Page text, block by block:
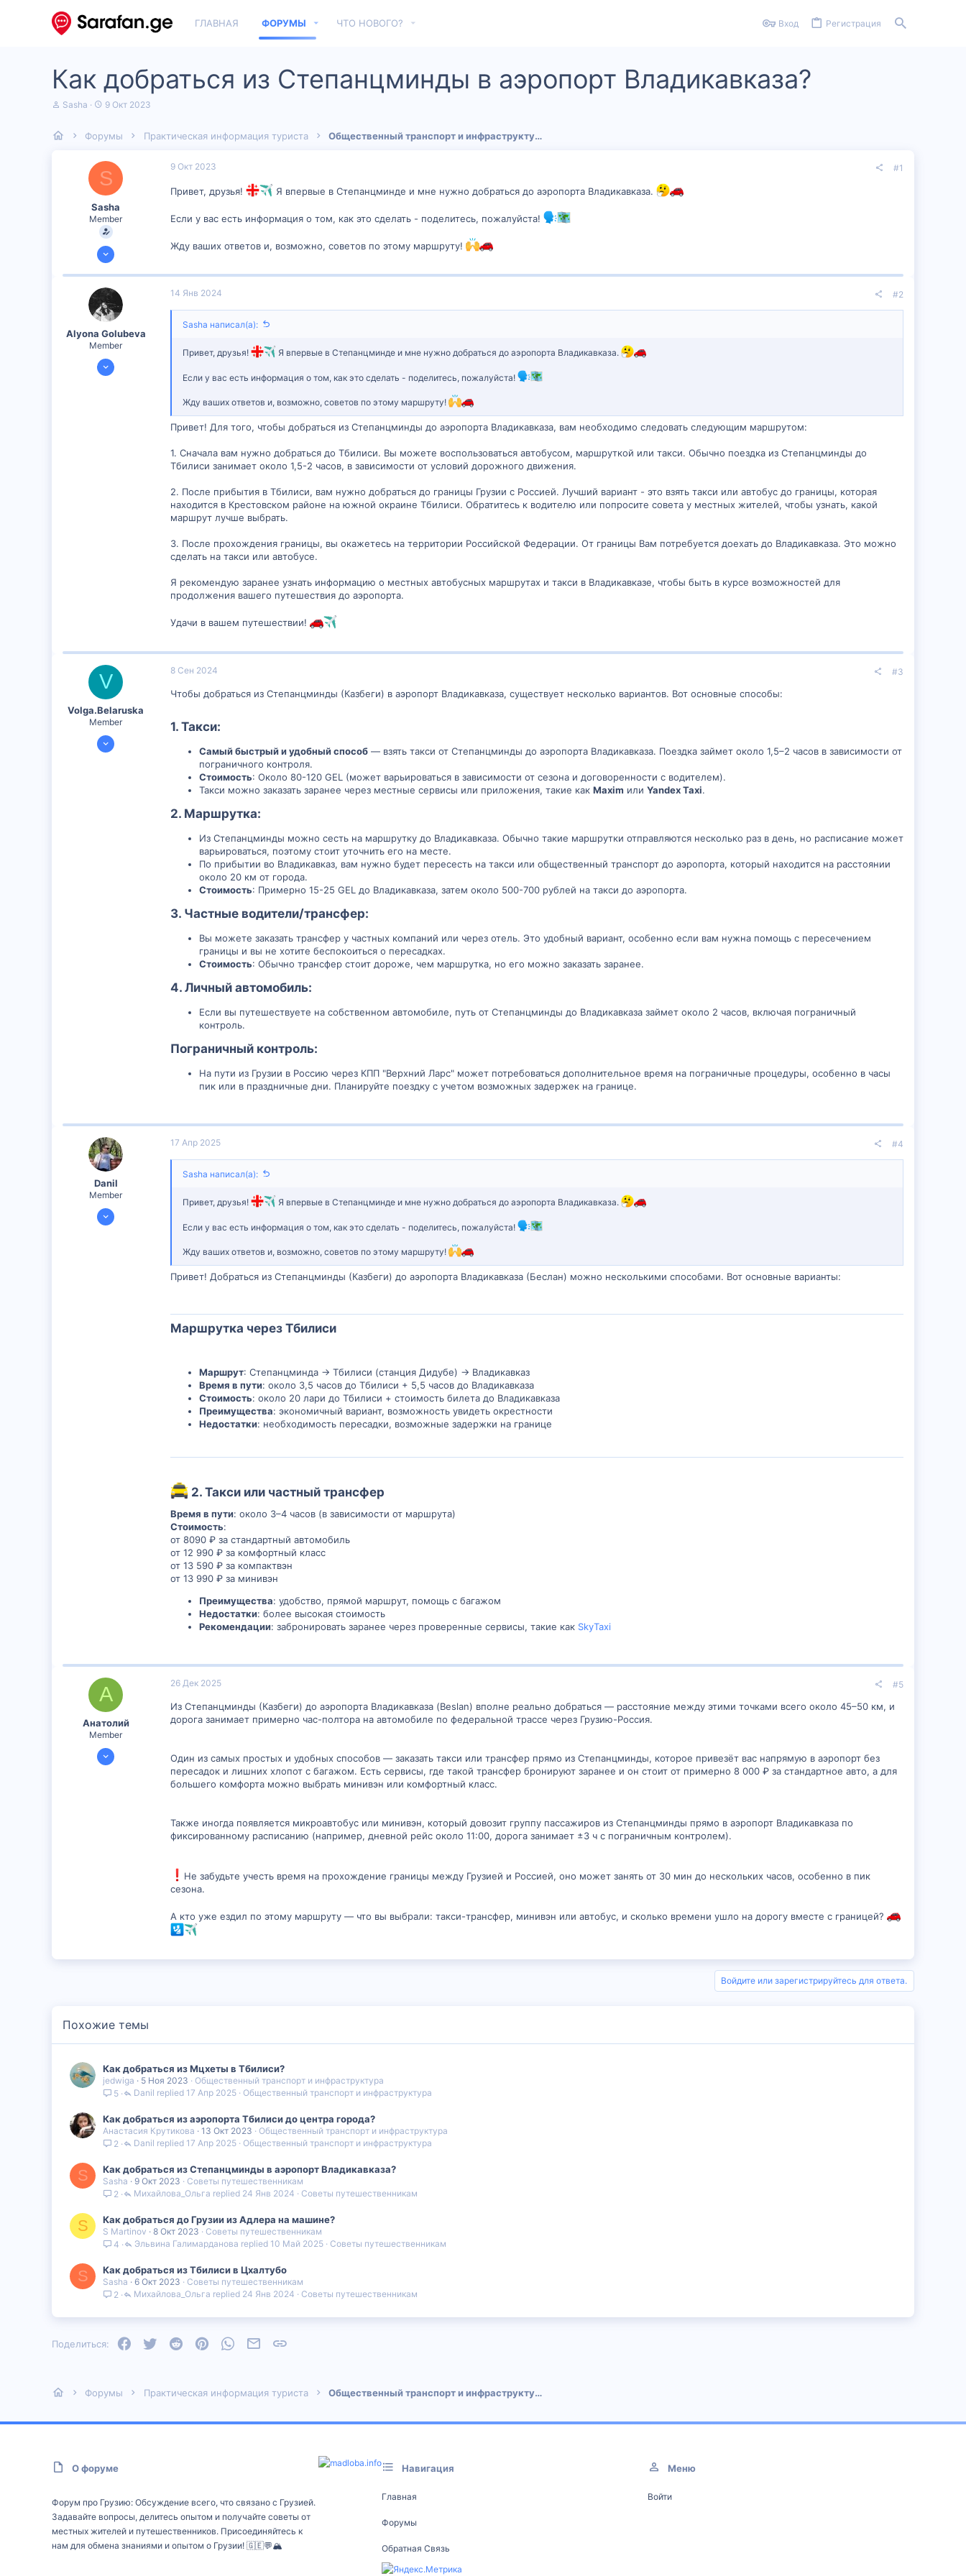
ГЛАВНАЯ ФОРУМЫ ЧТО НОВОГО? Вход Регистрация
Как добраться из Степанцминды в аэропорт Владикавказа?
А
о
Sasha
Д
а
а
ч
а
л
а
9 Окт 2023
Форумы Практическая информация туриста Общественный транспорт и инфраструктура
S
Sasha
Member
6 Сен 2023
9 Окт 2023 #1
Привет, друзья! Я впервые в Степанцминде и мне нужно добраться до аэропорта Владикавказа.
Если у вас есть информация о том, как это сделать - поделитесь, пожалуйста!
Жду ваших ответов и, возможно, советов по этому маршруту!
Alyona Golubeva
Member
11 Янв 2024
14 Янв 2024 #2
Sasha написал(а):
Привет, друзья! Я впервые в Степанцминде и мне нужно добраться до аэропорта Владикавказа.
Если у вас есть информация о том, как это сделать - поделитесь, пожалуйста!
Жду ваших ответов и, возможно, советов по этому маршруту!
Привет! Для того, чтобы добраться из Степанцминды до аэропорта Владикавказа, вам необходимо следовать следующим маршрутом:
1. Сначала вам нужно добраться до Тбилиси. Вы можете воспользоваться автобусом, маршруткой или такси. Обычно поездка из Степанцминды до
Тбилиси занимает около 1,5-2 часов, в зависимости от условий дорожного движения.
2. После прибытия в Тбилиси, вам нужно добраться до границы Грузии с Россией. Лучший вариант - это взять такси или автобус до границы, которая
находится в Крестовском районе на южной окраине Тбилиси. Обратитесь к водителю или попросите совета у местных жителей, чтобы узнать, какой
маршрут лучше выбрать.
3. После прохождения границы, вы окажетесь на территории Российской Федерации. От границы Вам потребуется доехать до Владикавказа. Это можно
сделать на такси или автобусе.
Я рекомендую заранее узнать информацию о местных автобусных маршрутах и такси в Владикавказе, чтобы быть в курсе возможностей для
продолжения вашего путешествия до аэропорта.
Удачи в вашем путешествии!
V
Volga.Belaruska
Member
6 Сен 2024
8 Сен 2024 #3
Чтобы добраться из Степанцминды (Казбеги) в аэропорт Владикавказа, существует несколько вариантов. Вот основные способы:
1. Такси:​
Самый быстрый и удобный способ — взять такси от Степанцминды до аэропорта Владикавказа. Поездка займет около 1,5–2 часов в зависимости от
пограничного контроля.
Стоимость: Около 80-120 GEL (может варьироваться в зависимости от сезона и договоренности с водителем).
Такси можно заказать заранее через местные сервисы или приложения, такие как Maxim или Yandex Taxi.
2. Маршрутка:​
Из Степанцминды можно сесть на маршрутку до Владикавказа. Обычно такие маршрутки отправляются несколько раз в день, но расписание может
варьироваться, поэтому стоит уточнить его на месте.
По прибытии во Владикавказ, вам нужно будет пересесть на такси или общественный транспорт до аэропорта, который находится на расстоянии
около 20 км от города.
Стоимость: Примерно 15-25 GEL до Владикавказа, затем около 500-700 рублей на такси до аэропорта.
3. Частные водители/трансфер:​
Вы можете заказать трансфер у частных компаний или через отель. Это удобный вариант, особенно если вам нужна помощь с пересечением
границы и вы не хотите беспокоиться о пересадках.
Стоимость: Обычно трансфер стоит дороже, чем маршрутка, но его можно заказать заранее.
4. Личный автомобиль:​
Если вы путешествуете на собственном автомобиле, путь от Степанцминды до Владикавказа займет около 2 часов, включая пограничный
контроль.
Пограничный контроль:​
На пути из Грузии в Россию через КПП "Верхний Ларс" может потребоваться дополнительное время на пограничные процедуры, особенно в часы
пик или в праздничные дни. Планируйте поездку с учетом возможных задержек на границе.
Danil
Member
13 Апр 2025
17 Апр 2025 #4
Sasha написал(а):
Привет, друзья! Я впервые в Степанцминде и мне нужно добраться до аэропорта Владикавказа.
Если у вас есть информация о том, как это сделать - поделитесь, пожалуйста!
Жду ваших ответов и, возможно, советов по этому маршруту!
Привет! Добраться из Степанцминды (Казбеги) до аэропорта Владикавказа (Беслан) можно несколькими способами. Вот основные варианты:
Маршрутка через Тбилиси
Маршрут: Степанцминда → Тбилиси (станция Дидубе) → Владикавказ
Время в пути: около 3,5 часов до Тбилиси + 5,5 часов до Владикавказа
Стоимость: около 20 лари до Тбилиси + стоимость билета до Владикавказа
Преимущества: экономичный вариант, возможность увидеть окрестности
Недостатки: необходимость пересадки, возможные задержки на границе
2. Такси или частный трансфер
Время в пути: около 3–4 часов (в зависимости от маршрута)
Стоимость:
от 8090 ₽ за стандартный автомобиль
от 12 990 ₽ за комфортный класс
от 13 590 ₽ за компактвэн
от 13 990 ₽ за минивэн
Преимущества: удобство, прямой маршрут, помощь с багажом
Недостатки: более высокая стоимость
Рекомендации: забронировать заранее через проверенные сервисы, такие как SkyTaxi
А
Анатолий
Member
21 Дек 2025
26 Дек 2025 #5
Из Степанцминды (Казбеги) до аэропорта Владикавказа (Beslan) вполне реально добраться — расстояние между этими точками всего около 45–50 км, и
дорога занимает примерно час-полтора на автомобиле по федеральной трассе через Грузию-Россия.
Один из самых простых и удобных способов — заказать такси или трансфер прямо из Степанцминды, которое привезёт вас напрямую в аэропорт без
пересадок и лишних хлопот с багажом. Есть сервисы, где такой трансфер бронируют заранее и он стоит от примерно 8 000 ₽ за стандартное авто, а для
большего комфорта можно выбрать минивэн или комфортный класс.
Также иногда появляется микроавтобус или минивэн, который довозит группу пассажиров из Степанцминды прямо в аэропорт Владикавказа по
фиксированному расписанию (например, дневной рейс около 11:00, дорога занимает ±3 ч с пограничным контролем).
️Не забудьте учесть время на прохождение границы между Грузией и Россией, оно может занять от 30 мин до нескольких часов, особенно в пик
сезона.
А кто уже ездил по этому маршруту — что вы выбрали: такси-трансфер, минивэн или автобус, и сколько времени ушло на дорогу вместе с границей?
Войдите или зарегистрируйтесь для ответа.
Похожие темы
Как добраться из Мцхеты в Тбилиси?
jedwiga 5 Ноя 2023
Общественный транспорт и инфраструктура
5
Общественный транспорт и инфраструктура
17 Апр 2025
Danil
Как добраться из аэропорта Тбилиси до центра города?
Анастасия Крутикова 13 Окт 2023
Общественный транспорт и инфраструктура
2
Общественный транспорт и инфраструктура
17 Апр 2025
Danil
S Как добраться из Степанцминды в аэропорт Владикавказа?
Sasha 9 Окт 2023
Советы путешественникам
2
Советы путешественникам
24 Янв 2024
Михайлова_Ольга
S Как добраться до Грузии из Адлера на машине?
S Martinov 8 Окт 2023
Советы путешественникам
4
Советы путешественникам
10 Май 2025
Эльвина Галимарданова
S Как добраться из Тбилиси в Цхалтубо
Sasha 6 Окт 2023
Советы путешественникам
2
Советы путешественникам
24 Янв 2024
Михайлова_Ольга
Поделиться: Facebook
Twitter Reddit PinterestWhatsAppЭлектронная почта
Форумы Практическая информация туриста Общественный транспорт и инфраструктура
О форуме
Форум про Грузию: Обсуждение всего, что связано с Грузией.
Задавайте вопросы, делитесь опытом и получайте советы от
местных жителей и путешественников. Присоединяйтесь к
нам для обмена знаниями и опытом о Грузии! 🇬🇪💬🏔️
Навигация
Главная
Форумы
Обратная Связь
Меню
Войти